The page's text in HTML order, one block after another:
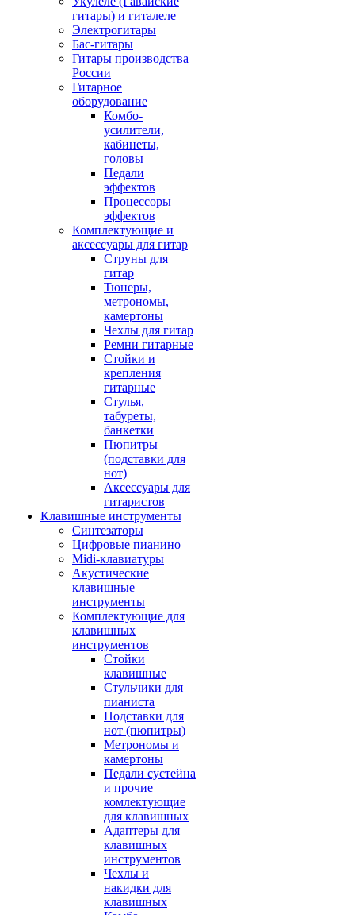
гитары) и гиталеле
Электрогитары
Бас-гитары
Гитары производства
России
Гитарное
оборудование
Комбо-
усилители,
кабинеты,
головы
Педали
эффектов
Процессоры
эффектов
Комплектующие и
аксессуары для гитар
Струны для
гитар
Тюнеры,
метрономы,
камертоны
Чехлы для гитар
Ремни гитарные
Стойки и
крепления
гитарные
Стулья,
табуреты,
банкетки
Пюпитры
(подставки для
нот)
Аксессуары для
гитаристов
Клавишные инструменты
Синтезаторы
Цифровые пианино
Midi-клавиатуры
Акустические
клавишные
инструменты
Комплектующие для
клавишных
инструментов
Стойки
клавишные
Стульчики для
пианиста
Подставки для
нот (пюпитры)
Метрономы и
камертоны
Педали сустейна
и прочие
комлектующие
для клавишных
Адаптеры для
клавишных
инструментов
Чехлы и
накидки для
клавишных